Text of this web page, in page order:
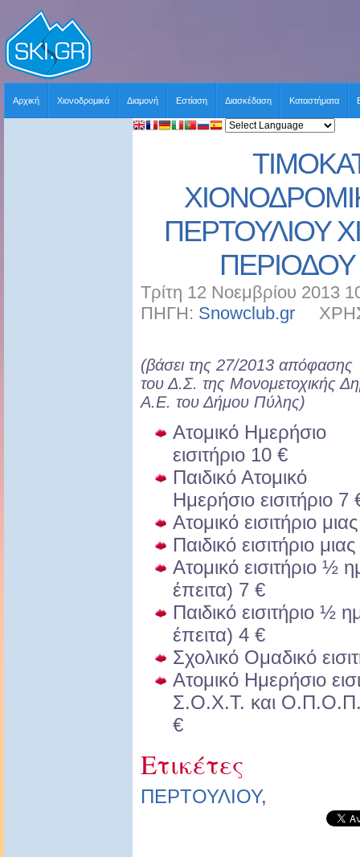
Αρχική Χιονοδρομικά Διαμονή Εστίαση Διασκέδαση Καταστήματα
ΠΕΡΤΟΥΛΙΟΥ
ΠΕΡΙΟΔΟΥ
Τρίτη 12 Νοεμβρίου 2013
ΠΗΓΗ: Snowclub.gr
(βάσει της 27/2013 απόφασης
του Δ.Σ. της Μονομετοχικής
Α.Ε. του Δήμου Πύλης)
Ατομικό Ημερήσιο
εισιτήριο 10 €
Παιδικό Ατομικό
Ημερήσιο εισιτήριο 7
Ατομικό εισιτήριο
Παιδικό εισιτήριο
Ατομικό εισιτήριο ½
έπειτα) 7 €
Παιδικό εισιτήριο ½
έπειτα) 4 €
Σχολικό Ομαδικό
Ατομικό Ημερήσιο
Σ.Ο.Χ.Τ. και Ο.Π.Ο.Π.
€
Ετικέτες
ΠΕΡΤΟΥΛΙΟΥ,